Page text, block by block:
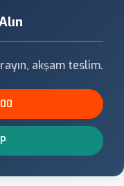
akşam teslim.